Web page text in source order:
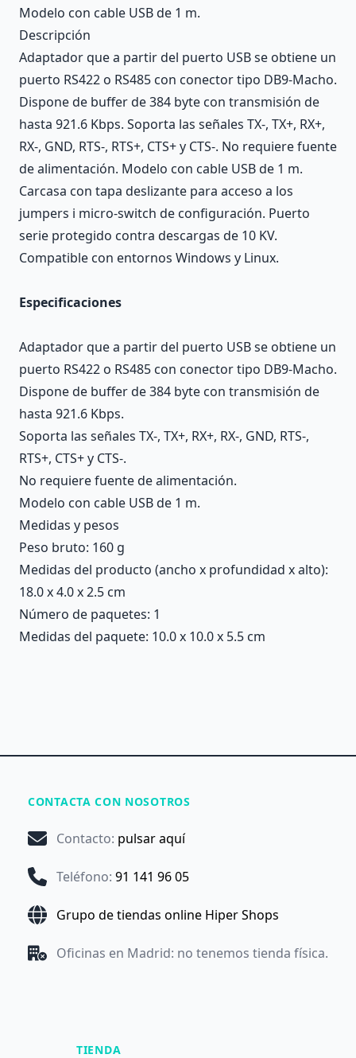
Modelo con cable USB de 1 m.
Descripción
Adaptador que a partir del puerto USB se obtiene un
puerto RS422 o RS485 con conector tipo DB9-Macho.
Dispone de buffer de 384 byte con transmisión de
hasta 921.6 Kbps. Soporta las señales TX-, TX+, RX+,
RX-, GND, RTS-, RTS+, CTS+ y CTS-. No requiere fuente
de alimentación. Modelo con cable USB de 1 m.
Carcasa con tapa deslizante para acceso a los
jumpers i micro-switch de configuración. Puerto
serie protegido contra descargas de 10 KV.
Compatible con entornos Windows y Linux.
Especificaciones
Adaptador que a partir del puerto USB se obtiene un
puerto RS422 o RS485 con conector tipo DB9-Macho.
Dispone de buffer de 384 byte con transmisión de
hasta 921.6 Kbps.
Soporta las señales TX-, TX+, RX+, RX-, GND, RTS-,
RTS+, CTS+ y CTS-.
No requiere fuente de alimentación.
Modelo con cable USB de 1 m.
Medidas y pesos
Peso bruto: 160 g
Medidas del producto (ancho x profundidad x alto):
18.0 x 4.0 x 2.5 cm
Número de paquetes: 1
Medidas del paquete: 10.0 x 10.0 x 5.5 cm
CONTACTA CON NOSOTROS
Contacto: pulsar aquí
Teléfono: 91 141 96 05
Grupo de tiendas online Hiper Shops
Oficinas en Madrid: no tenemos tienda física.
TIENDA